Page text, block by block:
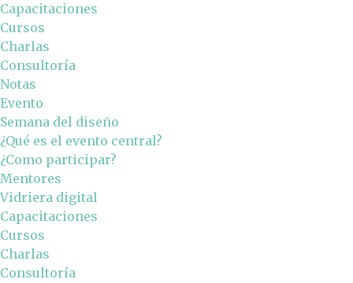
Capacitaciones
Cursos
Charlas
Consultoría
Notas
Evento
Semana del diseño
¿Qué es el evento central?
¿Como participar?
Mentores
Vidriera digital
Capacitaciones
Cursos
Charlas
Consultoría